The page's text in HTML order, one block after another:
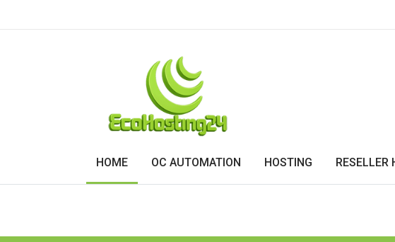
HOME OC AUTOMATION HOSTING RESELLER